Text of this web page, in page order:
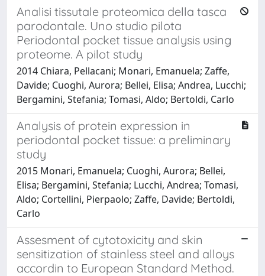
Analisi tissutale proteomica della tasca
parodontale. Uno studio pilota
Periodontal pocket tissue analysis using
proteome. A pilot study
2014 Chiara, Pellacani; Monari, Emanuela; Zaffe,
Davide; Cuoghi, Aurora; Bellei, Elisa; Andrea, Lucchi;
Bergamini, Stefania; Tomasi, Aldo; Bertoldi, Carlo
Analysis of protein expression in
periodontal pocket tissue: a preliminary
study
2015 Monari, Emanuela; Cuoghi, Aurora; Bellei,
Elisa; Bergamini, Stefania; Lucchi, Andrea; Tomasi,
Aldo; Cortellini, Pierpaolo; Zaffe, Davide; Bertoldi,
Carlo
Assesment of cytotoxicity and skin
sensitization of stainless steel and alloys
accordin to European Standard Method.